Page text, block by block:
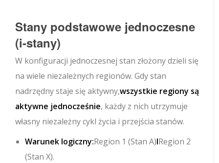
Stany podstawowe jednoczesne
(i-stany)
W konfiguracji jednoczesnej stan złożony dzieli się
na wiele niezależnych regionów. Gdy stan
nadrzędny staje się aktywny,wszystkie regiony są
aktywne jednocześnie, każdy z nich utrzymuje
własny niezależny cykl życia i przejścia stanów.
Warunek logiczny:Region 1 (Stan A)IRegion 2
(Stan X).